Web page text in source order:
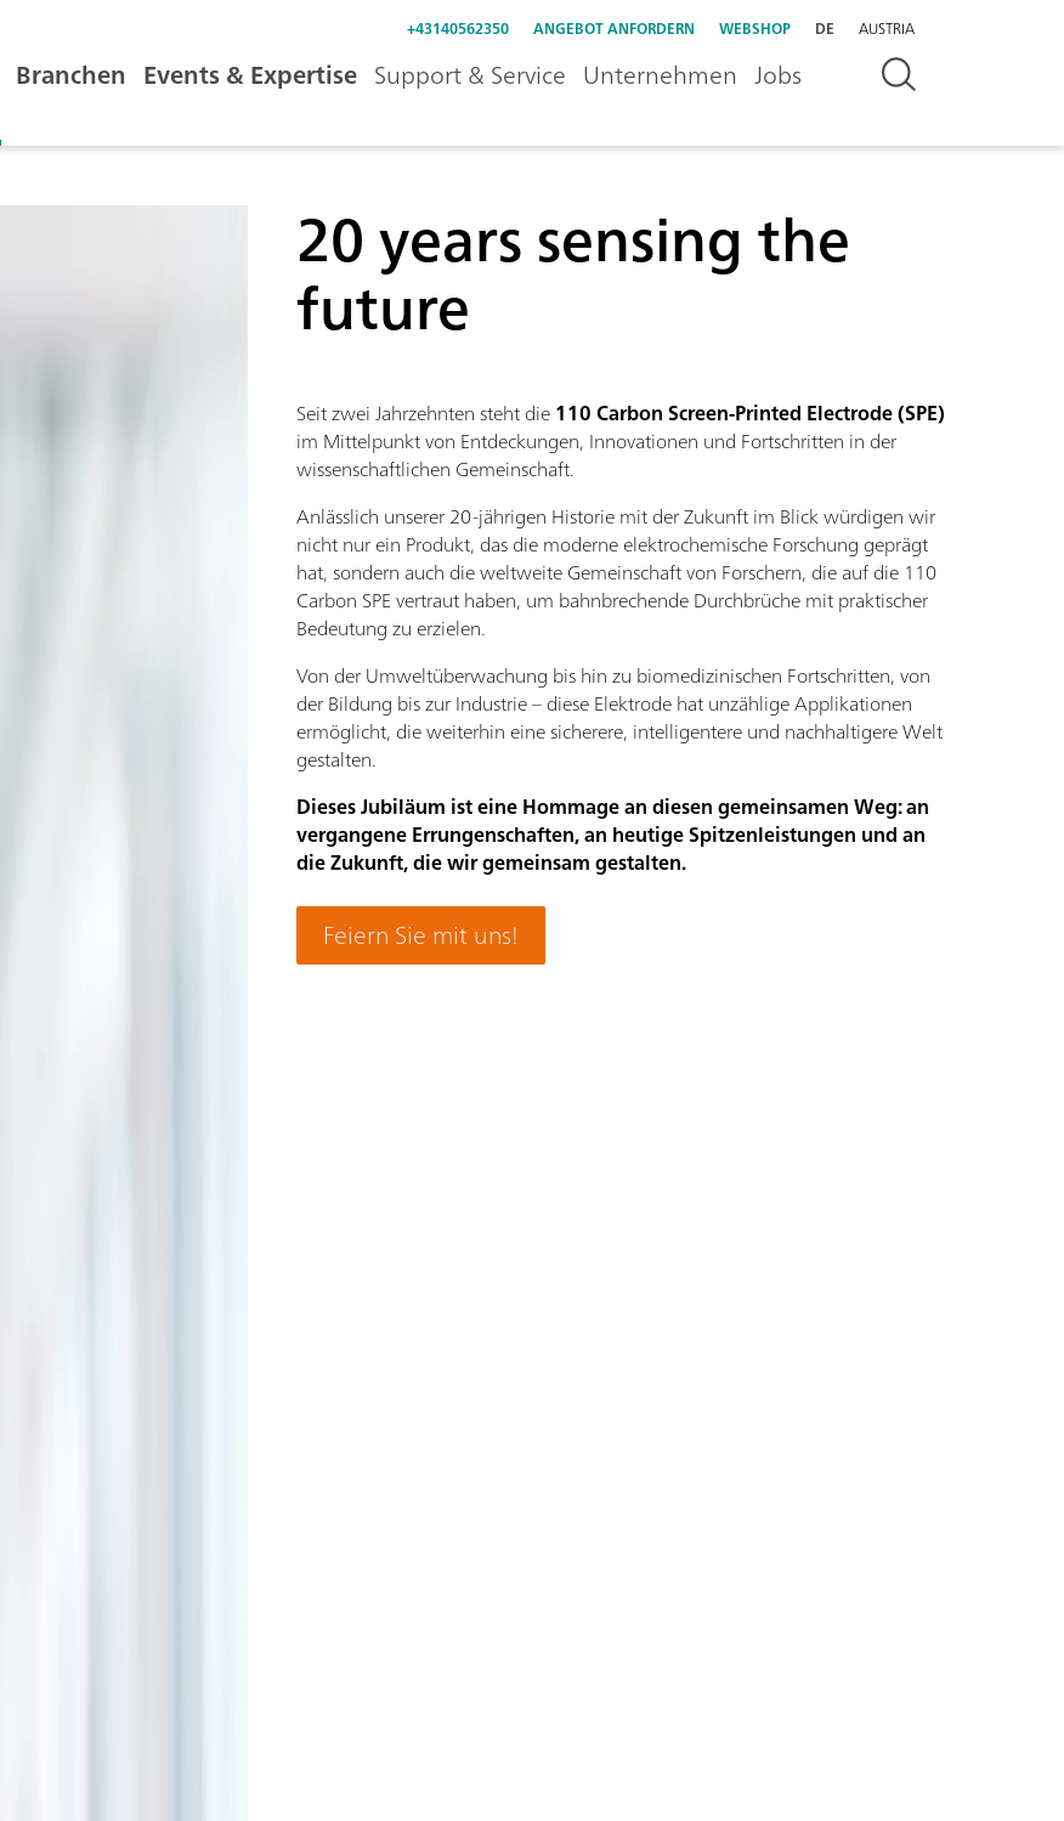
+43140562350 ANGEBOT ANFORDERN WEBSHOP DE AUSTRIA
Branchen Events & Expertise Support & Service Unternehmen Jobs
20 years sensing the
future
Seit zwei Jahrzehnten steht die110 Carbon Screen-Printed Electrode (SPE)
im Mittelpunkt von Entdeckungen, Innovationen und Fortschritten in der
wissenschaftlichen Gemeinschaft.
Anlässlich unserer 20-jährigen Historie mit der Zukunft im Blick würdigen wir
nicht nur ein Produkt, das die moderne elektrochemische Forschung geprägt
hat, sondern auch die weltweite Gemeinschaft von Forschern, die auf die 110
Carbon SPE vertraut haben, um bahnbrechende Durchbrüche mit praktischer
Bedeutung zu erzielen.
Von der Umweltüberwachung bis hin zu biomedizinischen Fortschritten, von
der Bildung bis zur Industrie – diese Elektrode hat unzählige Applikationen
ermöglicht, die weiterhin eine sicherere, intelligentere und nachhaltigere Welt
gestalten.
Dieses Jubiläum ist eine Hommage an diesen gemeinsamen Weg: an
vergangene Errungenschaften, an heutige Spitzenleistungen und an
die Zukunft, die wir gemeinsam gestalten.
Feiern Sie mit uns!